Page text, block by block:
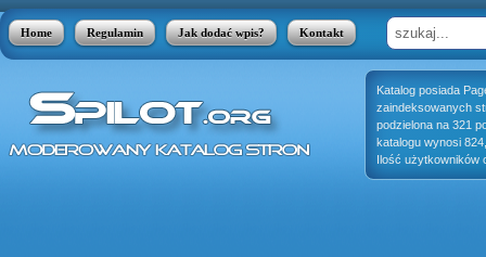
Home Regulamin Jak dodać wpis? Kontakt
Katalog posiada
zaindeksowanych
podzielona na 321
katalogu wynosi
Ilość użytkowników